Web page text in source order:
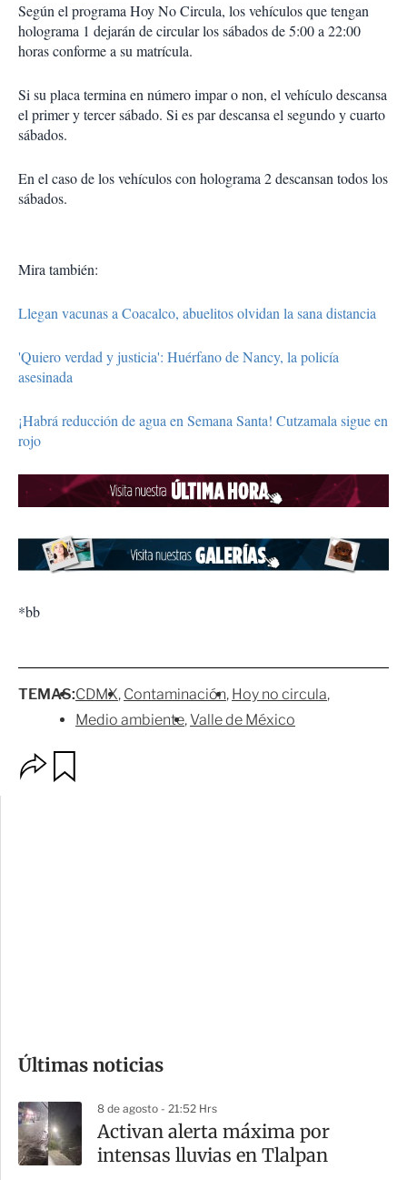
Según el programa Hoy No Circula, los vehículos que tengan
holograma 1 dejarán de circular los sábados de 5:00 a 22:00
horas conforme a su matrícula.
Si su placa termina en número impar o non, el vehículo descansa
el primer y tercer sábado. Si es par descansa el segundo y cuarto
sábados.
En el caso de los vehículos con holograma 2 descansan todos los
sábados.
Mira también:
Llegan vacunas a Coacalco, abuelitos olvidan la sana distancia
'Quiero verdad y justicia': Huérfano de Nancy, la policía
asesinada
¡Habrá reducción de agua en Semana Santa! Cutzamala sigue en
rojo
*bb
TEMAS:CDMX Contaminación Hoy no circula
Medio ambiente Valle de México
p
m
a
r
t
Últimas noticias
8 de agosto - 21:52 Hrs
Activan alerta máxima por
intensas lluvias en Tlalpan